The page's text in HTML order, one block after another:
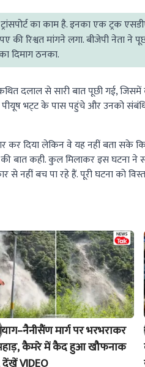
ट्रांसपोर्ट का काम है. इनका एक
रिश्वत मांगने लगा. बीजेपी नेता ने
दिमाग ठनका.
दलाल से सारी बात पूछी गई,
भट्‌ट के पास पहुंचे और उनको
कर दिया लेकिन वे यह नहीं बता सके
बात कही. कुल मिलाकर इस घटना ने
नहीं बच पा रहे हैं. पूरी घटना को
मार्ग पर भरभराकर
कैमरे में कैद हुआ खौफनाक